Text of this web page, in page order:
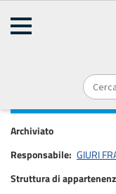
Home
SERVIZIO
CONTROLLI
Archiviato
Responsabile GIURI
Struttura di